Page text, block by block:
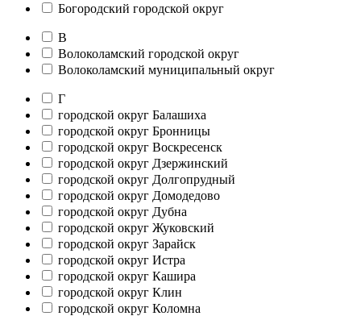
Богородский городской округ
В
Волоколамский городской округ
Волоколамский муниципальный округ
Г
городской округ Балашиха
городской округ Бронницы
городской округ Воскресенск
городской округ Дзержинский
городской округ Долгопрудный
городской округ Домодедово
городской округ Дубна
городской округ Жуковский
городской округ Зарайск
городской округ Истра
городской округ Кашира
городской округ Клин
городской округ Коломна